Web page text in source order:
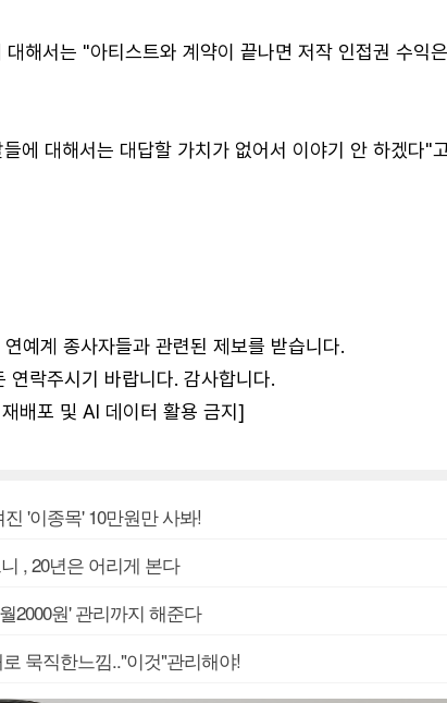
해서는 "아티스트와 계약이 끝나면 저작 인접권 수
에 대해서는 대답할 가치가 없어서 이야기 안 하겠다"
예계 종사자들과 관련된 제보를 받습니다.
락주시기 바랍니다. 감사합니다.
배포 및 AI 데이터 활용 금지]